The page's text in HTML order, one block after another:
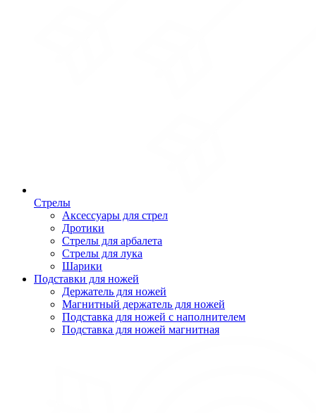
Стрелы
Аксессуары для стрел
Дротики
Стрелы для арбалета
Стрелы для лука
Шарики
Подставки для ножей
Держатель для ножей
Магнитный держатель для ножей
Подставка для ножей с наполнителем
Подставка для ножей магнитная